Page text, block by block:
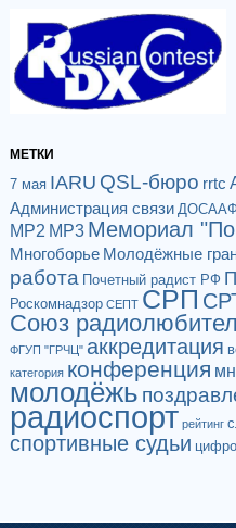
МЕТКИ
7 мая IARU QSL-бюро rrtc
Администрация связи ДОСААФ
МР2 МР3 Мемориал
Многоборье Молодёжные
работа Почетный радист РФ
Роскомнадзор СЕПТ СРП
Союз
ФГУП "ГРЧЦ" аккредитация
категория конференция
молодёжь
радиоспорт рейтинг
спортивные судьи